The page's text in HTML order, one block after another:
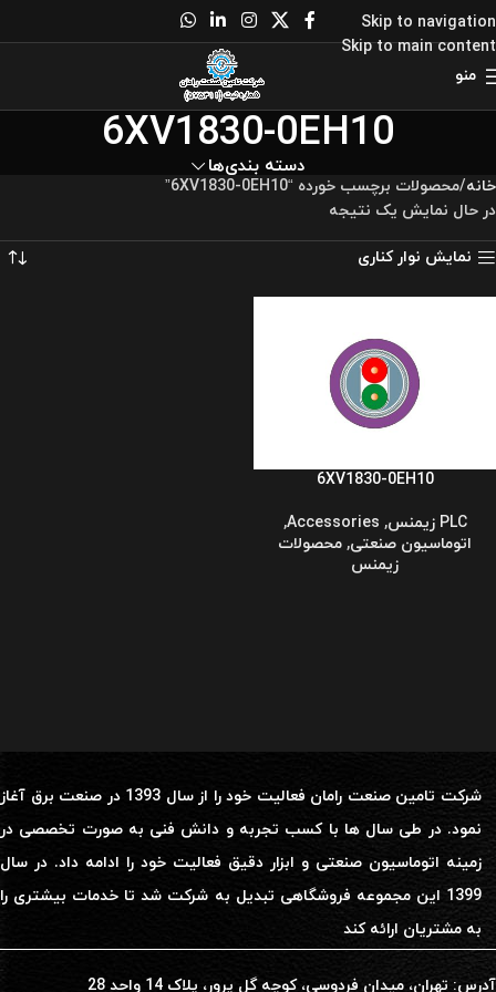
Skip to navigation
Skip to main content
منو
6XV1830-0EH10
دسته بندی‌ها
خانه محصولات برچسب خورده “6XV1830-0EH10”
در حال نمایش یک نتیجه
نمایش نوار کناری
6XV1830-0EH10
PLC زیمنس ,
Accessories
,
اتوماسیون صنعتی, محصولات
زیمنس
شرکت تامین صنعت رامان فعالیت خود را از سال 1393 در صنعت برق آغاز
نمود. در طی سال ها با کسب تجربه و دانش فنی به صورت تخصصی در
زمینه اتوماسیون صنعتی و ابزار دقیق فعالیت خود را ادامه داد. در سال
1399 این مجموعه فروشگاهی تبدیل به شرکت شد تا خدمات بیشتری را
به مشتریان ارائه کند
آدرس: تهران، میدان فردوسی، کوچه گل پرور، پلاک 14 واحد 28